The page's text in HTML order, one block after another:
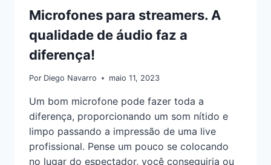
Microfones para streamers. A
qualidade de áudio faz a
diferença!
Por Diego Navarro maio 11, 2023
Um bom microfone pode fazer toda a
diferença, proporcionando um som nítido e
limpo passando a impressão de uma live
profissional. Pense um pouco se colocando
no lugar do espectador, você conseguiria ou